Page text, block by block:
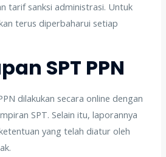
tarif sanksi administrasi. Untuk
terus diperbaharui setiap
SPT PPN
dilakukan secara online dengan
SPT. Selain itu, laporannya
yang telah diatur oleh